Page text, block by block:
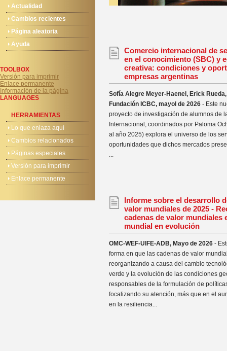
Actualidad
Cambios recientes
Página aleatoria
Ayuda
TOOLBOX
Versión para imprimir
Enlace permanente
Información de la página
LANGUAGES
HERRAMIENTAS
Lo que enlaza aquí
Cambios relacionados
Páginas especiales
Versión para imprimir
Enlace permanente
Comercio internacional de
en el conocimiento (SBC) y
creativa: condiciones y
empresas argentinas
Sofía Alegre Meyer-Haenel, Erick
Fundación ICBC, mayol de 2026 - Este
proyecto de investigación de alumnos de
Internacional, coordinados por Paloma
al año 2025) explora el universo de los
oportunidades que dichos mercados
...
Informe sobre el desarrollo
valor mundiales de 2025 -
cadenas de valor mundiales
mundial en evolución
OMC-WEF-UIFE-ADB, Mayo de 2026 -
forma en que las cadenas de valor
reorganizando a causa del cambio
verde y la evolución de las condiciones
responsables de la formulación de
focalizando su atención, más que en el
en la resiliencia...